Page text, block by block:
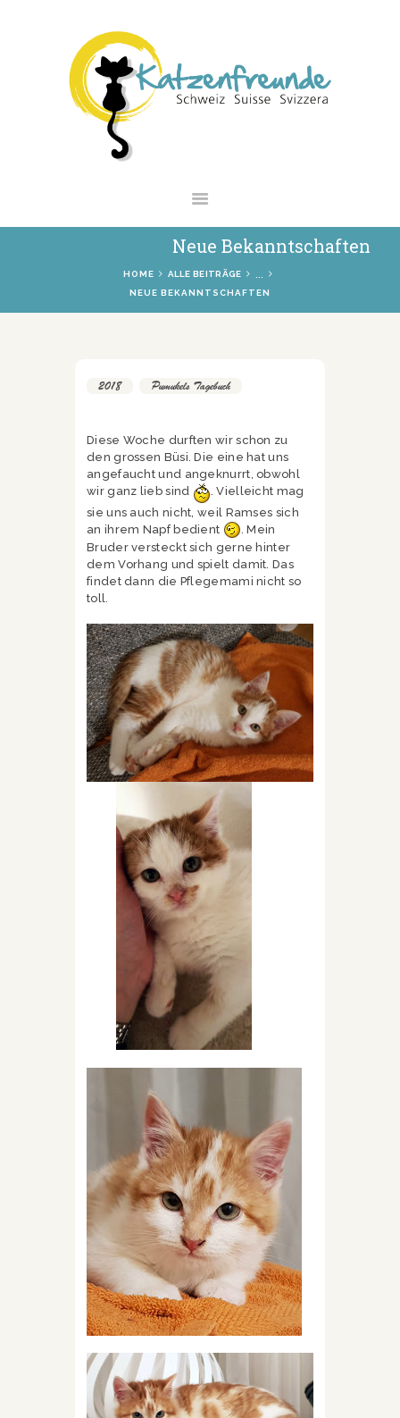
Neue Bekanntschaften
HOME ALLE BEITRÄGE
NEUE BEKANNTSCHAFTEN
NEWS
VERMITTLUNG
INTERESSANTES
SHOP
2018 Pumukels Tagebuch
Diese Woche durften wir schon zu
den grossen Büsi. Die eine hat uns
angefaucht und angeknurrt, obwohl
wir ganz lieb sind
. Vielleicht mag
sie uns auch nicht, weil Ramses sich
an ihrem Napf bedient
. Mein
Bruder versteckt sich gerne hinter
dem Vorhang und spielt damit. Das
findet dann die Pflegemami nicht so
toll.